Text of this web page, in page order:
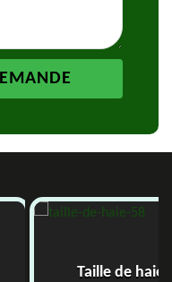
Taille de haie